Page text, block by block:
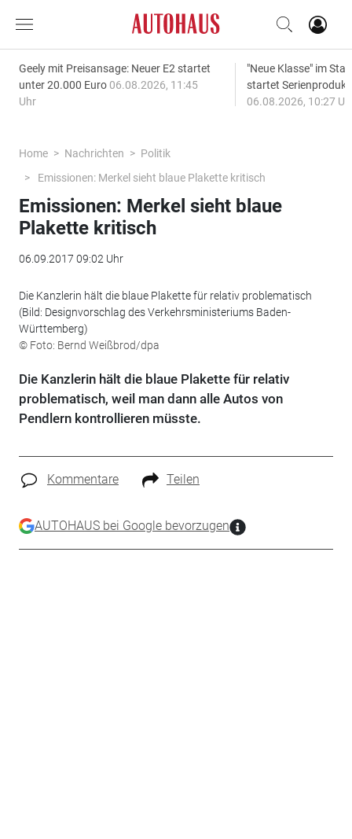
Geely mit Preisansage: Neuer E2 startet
unter 20.000 Euro 06.08.2026, 11:45
Uhr
"Neue Klasse" im
startet
06.08.2026, 10:27
Home Nachrichten
Politik
Emissionen: Merkel sieht blaue Plakette kritisch
Emissionen: Merkel sieht blaue
Plakette kritisch
06.09.2017 09:02 Uhr
Die Kanzlerin hält die blaue Plakette für relativ problematisch
(Bild: Designvorschlag des Verkehrsministeriums Baden-
Württemberg)
© Foto: Bernd Weißbrod/dpa
Die Kanzlerin hält die blaue Plakette für relativ
problematisch, weil man dann alle Autos von
Pendlern kontrollieren müsste.
Kommentare Teilen
AUTOHAUS bei Google bevorzugen